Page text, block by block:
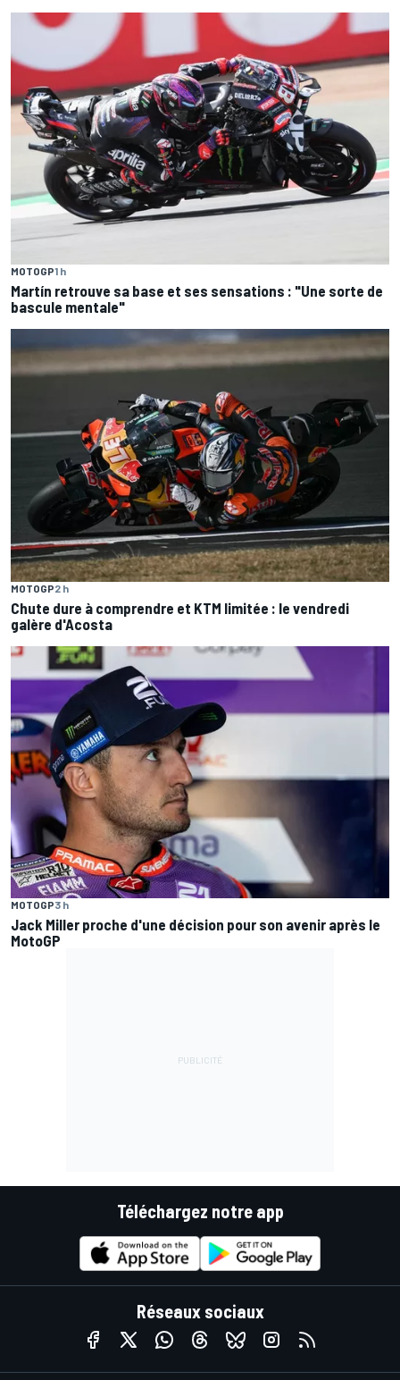
MOTOGP1 h
Martín retrouve sa base et ses sensations : "Une sorte de
bascule mentale"
MOTOGP2 h
Chute dure à comprendre et KTM limitée : le vendredi
galère d'Acosta
MOTOGP3 h
Jack Miller proche d'une décision pour son avenir après le
MotoGP
Téléchargez notre app
Réseaux sociaux